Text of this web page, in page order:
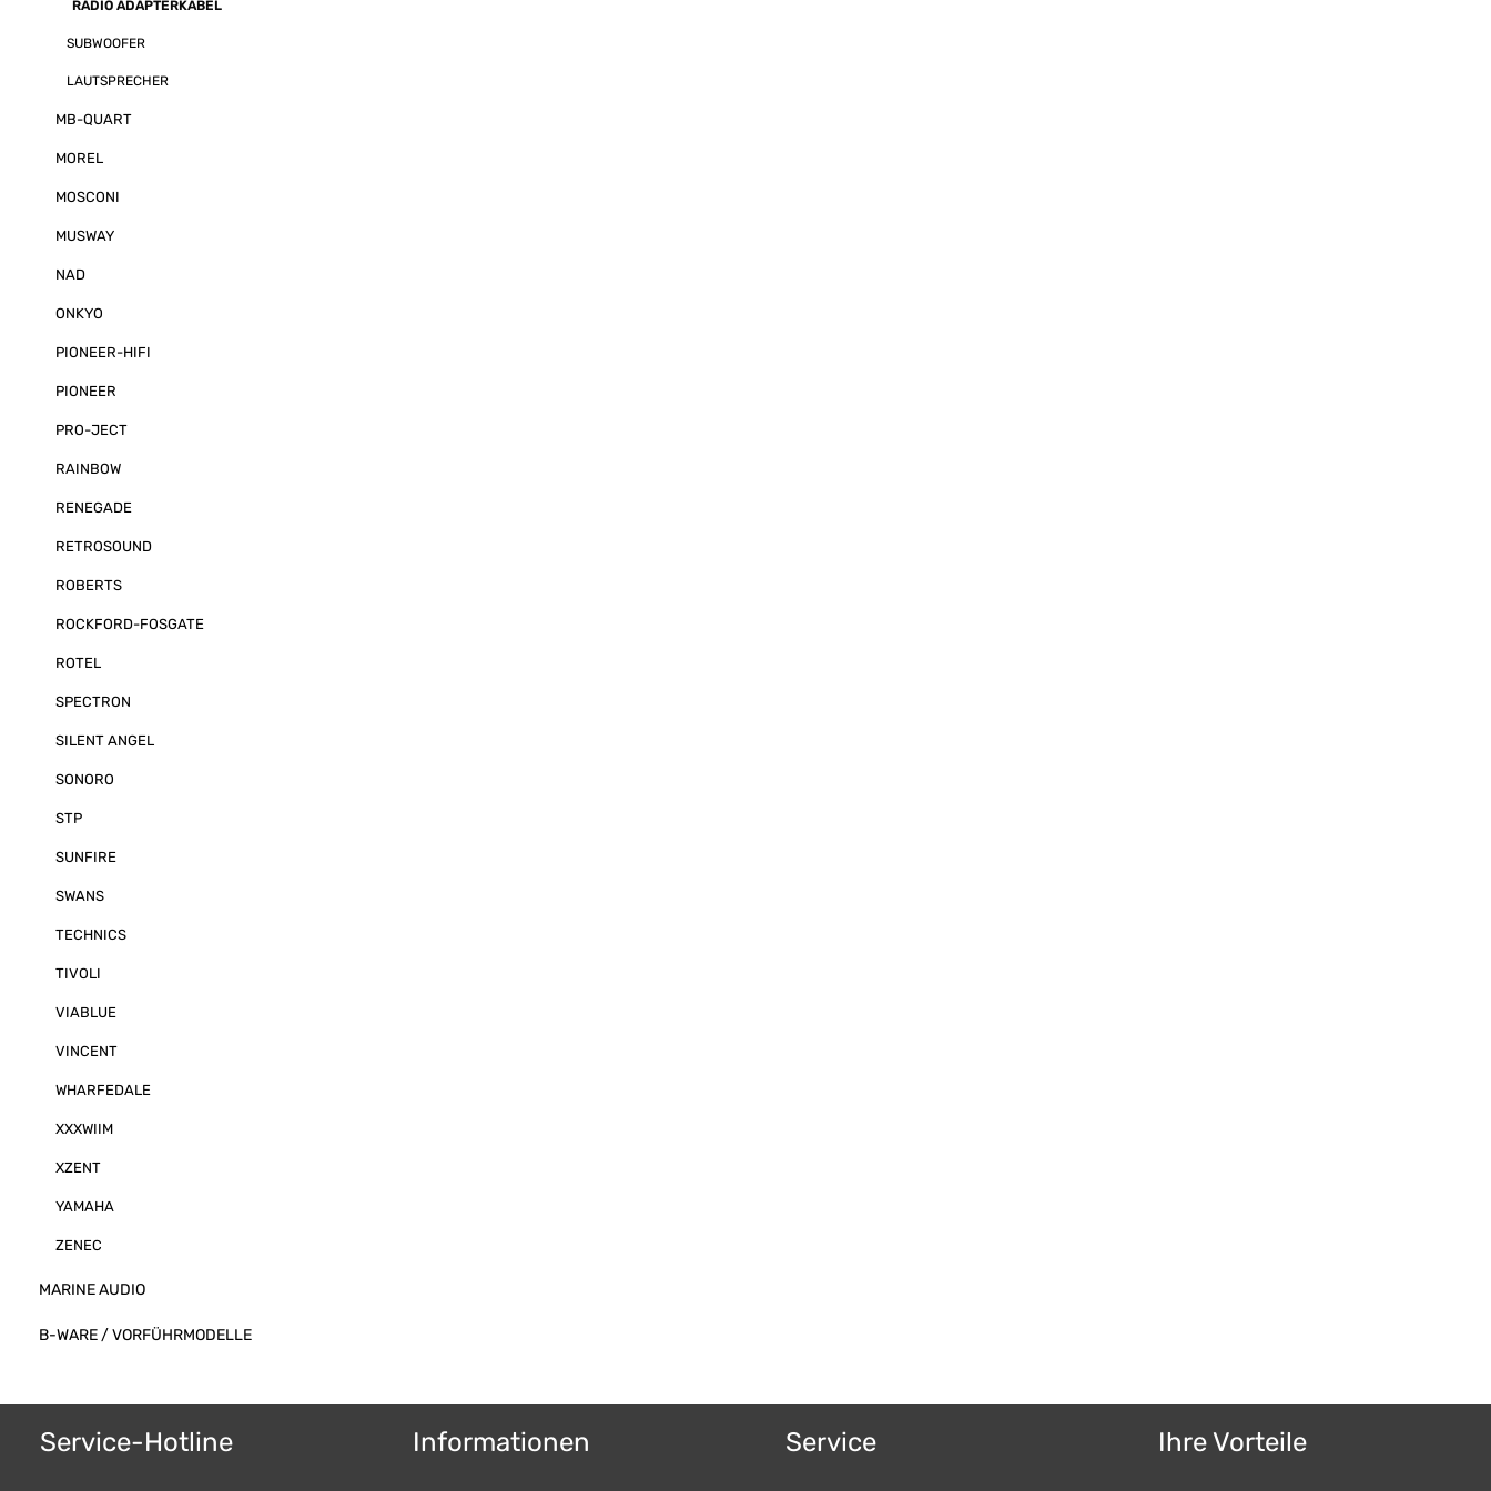
RADIO ADAPTERKABEL
SUBWOOFER
LAUTSPRECHER
MB-QUART
MOREL
MOSCONI
MUSWAY
NAD
ONKYO
PIONEER-HIFI
PIONEER
PRO-JECT
RAINBOW
RENEGADE
RETROSOUND
ROBERTS
ROCKFORD-FOSGATE
ROTEL
SPECTRON
SILENT ANGEL
SONORO
STP
SUNFIRE
SWANS
TECHNICS
TIVOLI
VIABLUE
VINCENT
WHARFEDALE
XXXWIIM
XZENT
YAMAHA
ZENEC
MARINE AUDIO
B-WARE / VORFÜHRMODELLE
Service-Hotline Informationen Service Ihre Vorteile